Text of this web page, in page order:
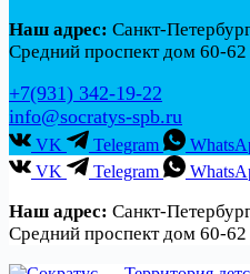
Наш адрес: Санкт-
Средний проспект дом 60-62
+7(931) 342-19-22
info@socratys-spb.ru
VK Telegram
VK
Telegram
Наш адрес: Санкт-
Средний проспект дом 60-62